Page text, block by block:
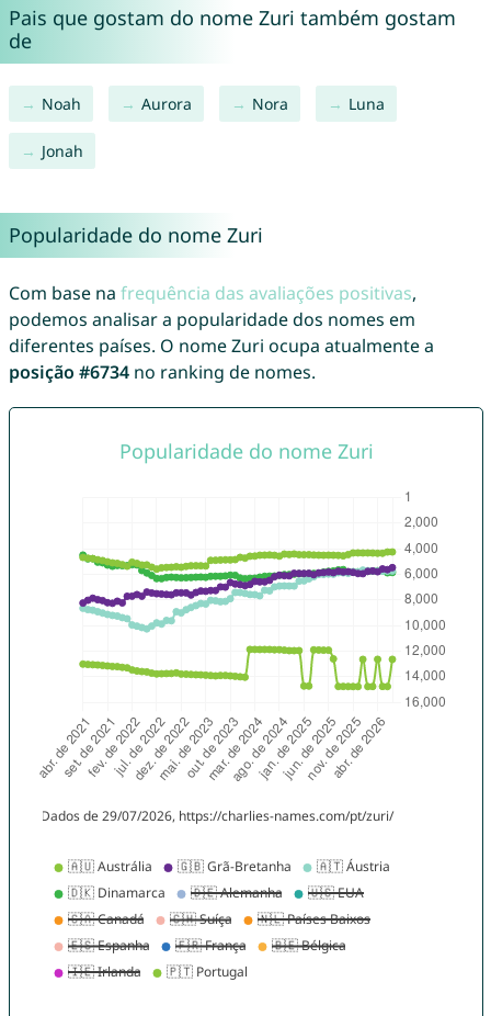
Pais que gostam do nome Zuri também gostam
de
Noah Aurora Nora Luna
Jonah
Popularidade do nome Zuri
Com base na frequência das avaliações positivas,
podemos analisar a popularidade dos nomes em
diferentes países. O nome Zuri ocupa atualmente a
posição #6734no ranking de nomes.